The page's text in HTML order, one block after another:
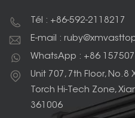
Tél : +86-592-2118217
E-mail :
WhatsApp : +86
Unit 707, 7th Floor, No.8
Torch Hi-Tech Zone,
361006